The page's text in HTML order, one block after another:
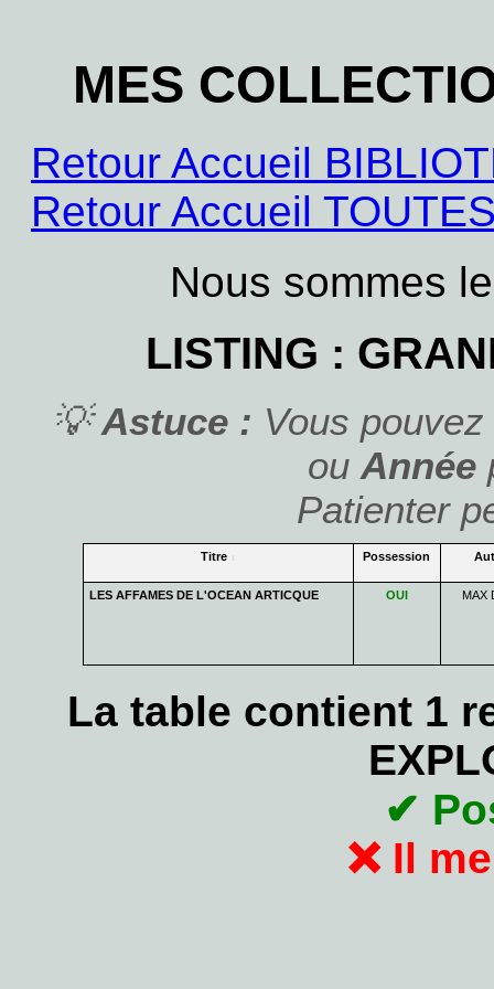
MES
Retour Accueil
Retour Accueil
Nous sommes
LISTING :
💡Astuce : Vous
ou Année
Patienter
Titre Possession
LES AFFAMES DE L'OCEAN ARTICQUE OUI MAX
La table contient 1
✔
❌ Il